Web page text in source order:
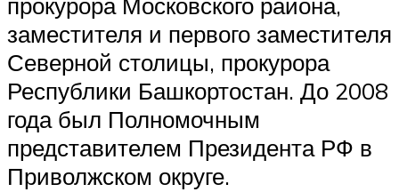
заместителя и первого заместителя
Северной столицы, прокурора
Республики Башкортостан. До 2008
года был Полномочным
представителем Президента РФ в
Приволжском округе.